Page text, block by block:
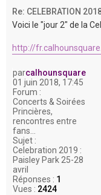
Re: CELEBRATION
Voici le "jour 2" de la
http://
parcalhounsquare
01 juin 2018, 17:45
Forum :
Concerts & Soirées
Princières,
rencontres entre
fans...
Sujet :
Celebration 2019 :
Paisley Park 25-28
avril
Réponses : 1
Vues : 2424